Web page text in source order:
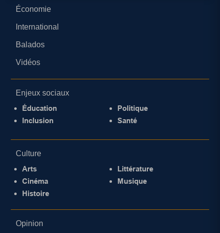
Économie
International
Balados
Vidéos
Enjeux sociaux
Éducation
Inclusion
Politique
Santé
Culture
Arts
Cinéma
Histoire
Littérature
Musique
Opinion